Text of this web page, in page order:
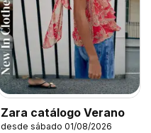
Zara catálogo Verano
desde sábado 01/08/2026